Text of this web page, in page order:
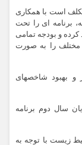
است با همکاری
برنامه ای را تحت
و بودجه تمامی
مختلف را به صورت
بهبود شاخصهای
سال دوم برنامه
زیست با توجه به